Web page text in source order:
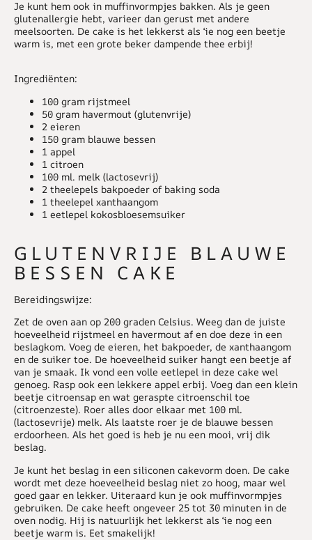
Je kunt hem ook in muffinvormpjes bakken. Als je geen
glutenallergie hebt, varieer dan gerust met andere
meelsoorten. De cake is het lekkerst als ‘ie nog een beetje
warm is, met een grote beker dampende thee erbij!
Ingrediënten:
100 gram rijstmeel
50 gram havermout (glutenvrije)
2 eieren
150 gram blauwe bessen
1 appel
1 citroen
100 ml. melk (lactosevrij)
2 theelepels bakpoeder of baking soda
1 theelepel xanthaangom
1 eetlepel kokosbloesemsuiker
GLUTENVRIJE BLAUWE
BESSEN CAKE
Bereidingswijze:
Zet de oven aan op 200 graden Celsius. Weeg dan de juiste
hoeveelheid rijstmeel en havermout af en doe deze in een
beslagkom. Voeg de eieren, het bakpoeder, de xanthaangom
en de suiker toe. De hoeveelheid suiker hangt een beetje af
van je smaak. Ik vond een volle eetlepel in deze cake wel
genoeg. Rasp ook een lekkere appel erbij. Voeg dan een klein
beetje citroensap en wat geraspte citroenschil toe
(citroenzeste). Roer alles door elkaar met 100 ml.
(lactosevrije) melk. Als laatste roer je de blauwe bessen
erdoorheen. Als het goed is heb je nu een mooi, vrij dik
beslag.
Je kunt het beslag in een siliconen cakevorm doen. De cake
wordt met deze hoeveelheid beslag niet zo hoog, maar wel
goed gaar en lekker. Uiteraard kun je ook muffinvormpjes
gebruiken. De cake heeft ongeveer 25 tot 30 minuten in de
oven nodig. Hij is natuurlijk het lekkerst als ‘ie nog een
beetje warm is. Eet smakelijk!